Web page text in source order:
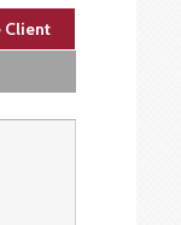
Client